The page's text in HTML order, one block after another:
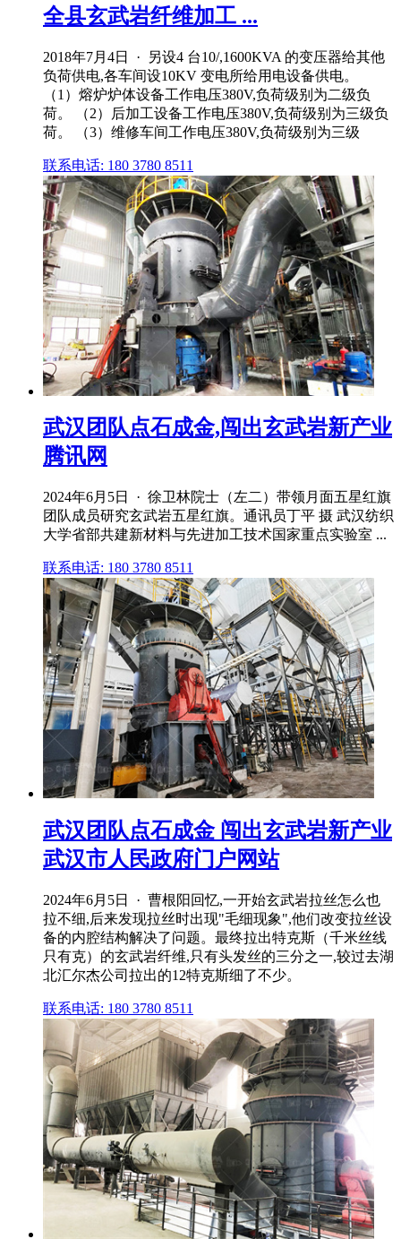
全县玄武岩纤维加工 ...
2018年7月4日 · 另设4 台10/,1600KVA 的变压器给其他
负荷供电,各车间设10KV 变电所给用电设备供电。
（1）熔炉炉体设备工作电压380V,负荷级别为二级负
荷。 （2）后加工设备工作电压380V,负荷级别为三级负
荷。 （3）维修车间工作电压380V,负荷级别为三级
联系电话: 180 3780 8511
武汉团队点石成金,闯出玄武岩新产业
腾讯网
2024年6月5日 · 徐卫林院士（左二）带领月面五星红旗
团队成员研究玄武岩五星红旗。通讯员丁平 摄 武汉纺织
大学省部共建新材料与先进加工技术国家重点实验室 ...
联系电话: 180 3780 8511
武汉团队点石成金 闯出玄武岩新产业
武汉市人民政府门户网站
2024年6月5日 · 曹根阳回忆,一开始玄武岩拉丝怎么也
拉不细,后来发现拉丝时出现"毛细现象",他们改变拉丝设
备的内腔结构解决了问题。最终拉出特克斯（千米丝线
只有克）的玄武岩纤维,只有头发丝的三分之一,较过去湖
北汇尔杰公司拉出的12特克斯细了不少。
联系电话: 180 3780 8511